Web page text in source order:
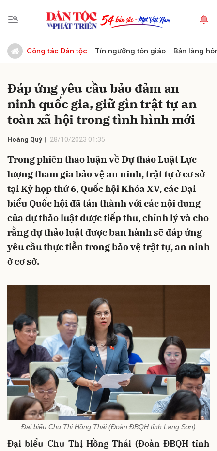
Công tác Dân tộc Tín ngưỡng tôn giáo Bản làng
Đáp ứng yêu cầu bảo đảm an
ninh quốc gia, giữ gìn trật tự an
toàn xã hội trong tình hình mới
Hoàng Quý 28/10/2023 01:35
Trong phiên thảo luận về Dự thảo Luật Lực
lượng tham gia bảo vệ an ninh, trật tự ở cơ sở
tại Kỳ họp thứ 6, Quốc hội Khóa XV, các Đại
biểu Quốc hội đã tán thành với các nội dung
của dự thảo luật được tiếp thu, chỉnh lý và cho
rằng dự thảo luật được ban hành sẽ đáp ứng
yêu cầu thực tiễn trong bảo vệ trật tự, an ninh
ở cơ sở.
Đại biểu Chu Thị Hồng Thái (Đoàn ĐBQH tỉnh Lạng Sơn)
Đại biểu Chu Thị Hồng Thái (Đoàn ĐBQH tỉnh
Gửi bình luận